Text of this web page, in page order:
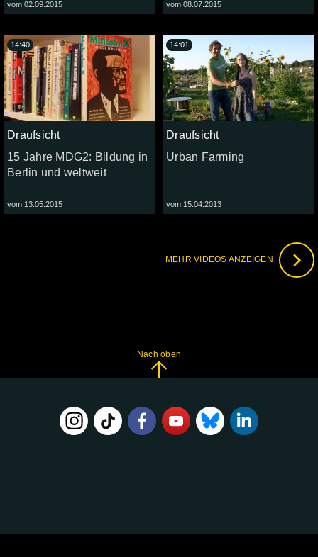
vom 02.09.2015 vom 08.07.2015
Draufsicht
15 Jahre MDG2: Bildung in
Berlin und weltweit
vom 13.05.2015
14:40
Draufsicht
Urban Farming
vom 15.04.2013
14:01
MEHR VIDEOS ANZEIGEN
Nach oben